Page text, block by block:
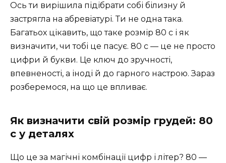
Ось ти вирішила підібрати собі білизну й
застрягла на абревіатурі. Ти не одна така.
Багатьох цікавить, що таке розмір 80 с і як
визначити, чи тобі це пасує. 80 с — це не просто
цифри й букви. Це ключ до зручності,
впевненості, а іноді й до гарного настрою. Зараз
розберемося, на що це впливає.
Як визначити свій розмір грудей: 80
с у деталях
Що це за магічні комбінації цифр і літер? 80 —